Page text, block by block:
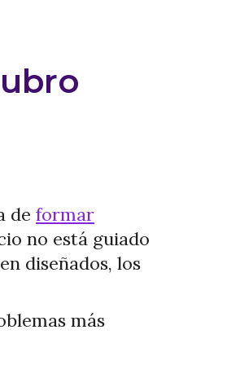
de formar
no está guiado
diseñados, los
más